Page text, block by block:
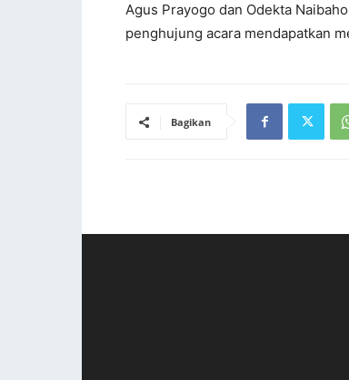
Agus Prayogo dan Odekta
penghujung acara mendapatkan
Bagikan